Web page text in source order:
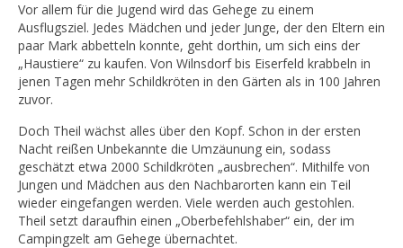
Vor allem für die Jugend wird das Gehege zu einem
Ausflugsziel. Jedes Mädchen und jeder Junge, der den Eltern ein
paar Mark abbetteln konnte, geht dorthin, um sich eins der
„Haustiere“ zu kaufen. Von Wilnsdorf bis Eiserfeld krabbeln in
jenen Tagen mehr Schildkröten in den Gärten als in 100 Jahren
zuvor.
Doch Theil wächst alles über den Kopf. Schon in der ersten
Nacht reißen Unbekannte die Umzäunung ein, sodass
geschätzt etwa 2000 Schildkröten „ausbrechen“. Mithilfe von
Jungen und Mädchen aus den Nachbarorten kann ein Teil
wieder eingefangen werden. Viele werden auch gestohlen.
Theil setzt daraufhin einen „Oberbefehlshaber“ ein, der im
Campingzelt am Gehege übernachtet.